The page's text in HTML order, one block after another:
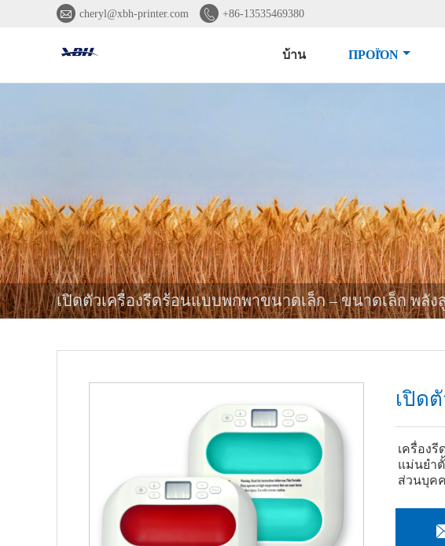
 cheryl@xbh-printer.com  +86-13535469380
บ้าน ΠΡΟΪΌΝ
เปิดตัวเครื่องรีดร้อนแบบพกพาขนาดเล็ก – ขนาดเล็ก พลัง
เปิด
เครื่อง
แม่นยำ
ส่วนบุคค